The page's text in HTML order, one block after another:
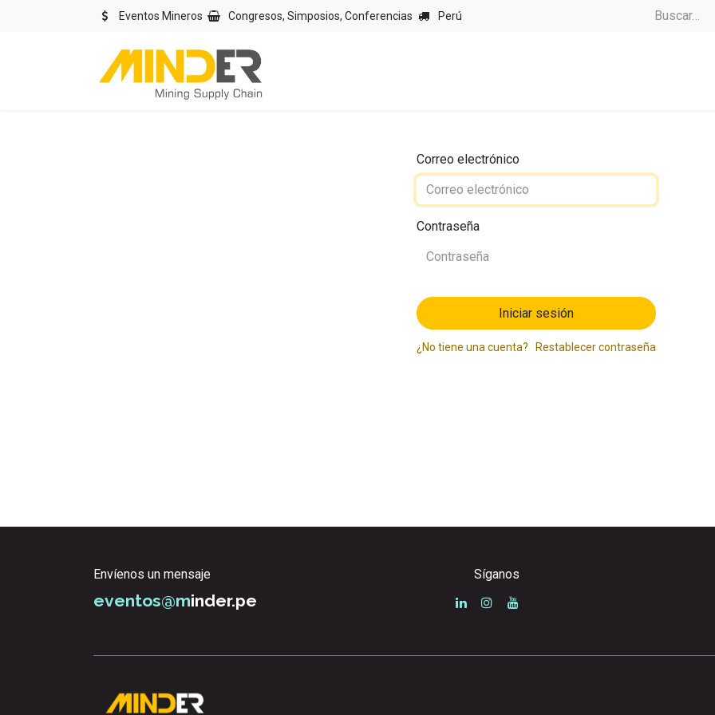
Eventos Mineros Congresos, Simposios, Conferencias Perú
Correo electrónico
Contraseña
Iniciar sesión
¿No tiene una cuenta? Restablecer contraseña
Envíenos un mensaje
eventos@minder.pe
Síganos